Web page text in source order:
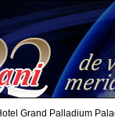
Grand Palladium